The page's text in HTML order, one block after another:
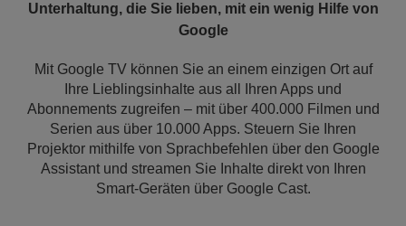
Unterhaltung, die Sie lieben, mit ein wenig Hilfe von
Google
Mit Google TV können Sie an einem einzigen Ort auf
Ihre Lieblingsinhalte aus all Ihren Apps und
Abonnements zugreifen – mit über 400.000 Filmen und
Serien aus über 10.000 Apps. Steuern Sie Ihren
Projektor mithilfe von Sprachbefehlen über den Google
Assistant und streamen Sie Inhalte direkt von Ihren
Smart-Geräten über Google Cast.